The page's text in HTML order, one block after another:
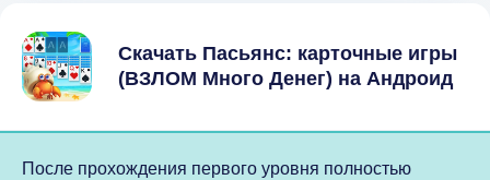
Скачать Пасьянс: карточные игры
(ВЗЛОМ Много Денег) на Андроид
После прохождения первого уровня полностью